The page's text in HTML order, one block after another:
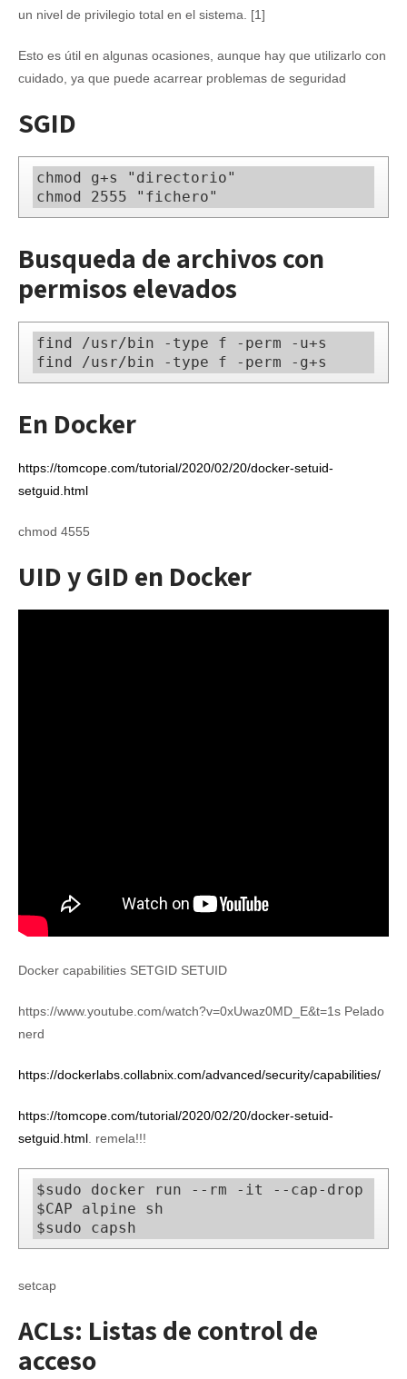
un nivel de privilegio total en el sistema. [1]
Esto es útil en algunas ocasiones, aunque hay que utilizarlo con
cuidado, ya que puede acarrear problemas de seguridad
SGID
chmod g+s "directorio"
chmod 2555 "fichero"
Busqueda de archivos con
permisos elevados
find /usr/bin -type f -perm -u+s
find /usr/bin -type f -perm -g+s
En Docker
https://tomcope.com/tutorial/2020/02/20/docker-setuid-
setguid.html
chmod 4555
UID y GID en Docker
Docker capabilities SETGID SETUID
https://www.youtube.com/watch?v=0xUwaz0MD_E&t=1s Pelado
nerd
https://dockerlabs.collabnix.com/advanced/security/capabilities/
https://tomcope.com/tutorial/2020/02/20/docker-setuid-
setguid.html . remela!!!
$sudo docker run --rm -it --cap-drop
$CAP alpine sh
$sudo capsh
setcap
ACLs: Listas de control de
acceso